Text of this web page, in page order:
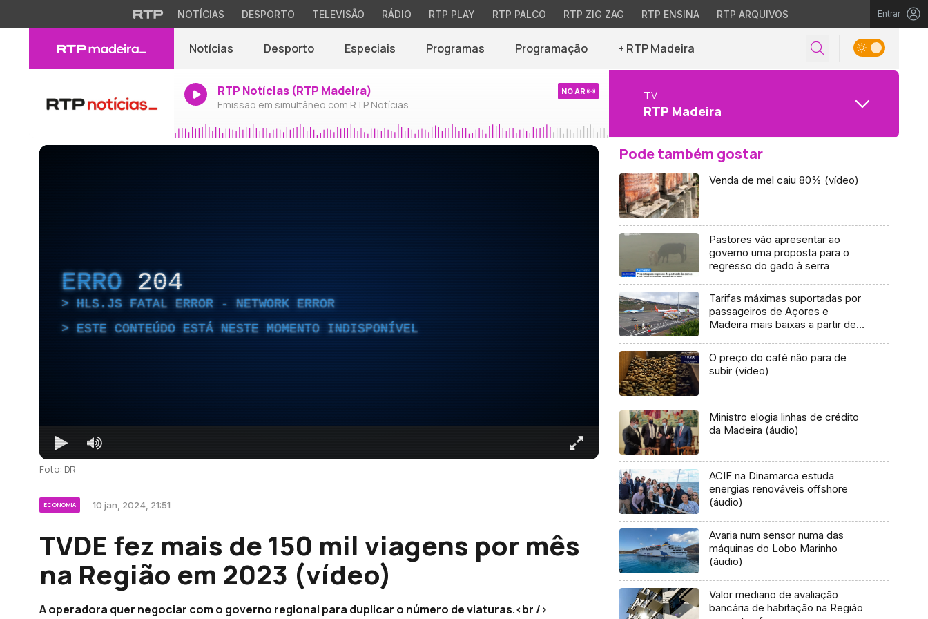
NOTÍCIAS DESPORTO TELEVISÃO RÁDIO RTP PLAY RTP PALCO RTP ZIG ZAG RTP ENSINA RTP ARQUIVOS Entrar
Notícias Desporto Especiais Programas Programação + RTP Madeira
RTP Notícias (RTP Madeira)
Emissão em simultâneo com RTP Notícias
NO AR TV
RTP Madeira
ERRO 204
HLS.JS FATAL ERROR - NETWORK ERROR
ESTE CONTEÚDO ESTÁ NESTE MOMENTO INDISPONÍVEL
Foto: DR
ECONOMIA 10 jan, 2024, 21:51
TVDE fez mais de 150 mil viagens por mês
na Região em 2023 (vídeo)
A operadora quer negociar com o governo regional para duplicar o número de viaturas.<br />
Pode também gostar
Venda de mel caiu 80% (vídeo)
Pastores vão apresentar ao
governo uma proposta para o
regresso do gado à serra
Tarifas máximas suportadas por
passageiros de Açores e
Madeira mais baixas a partir de
O preço do café não para de
subir (vídeo)
Ministro elogia linhas de crédito
da Madeira (áudio)
ACIF na Dinamarca estuda
energias renováveis offshore
(áudio)
Avaria num sensor numa das
máquinas do Lobo Marinho
(áudio)
Valor mediano de avaliação
bancária de habitação na Região